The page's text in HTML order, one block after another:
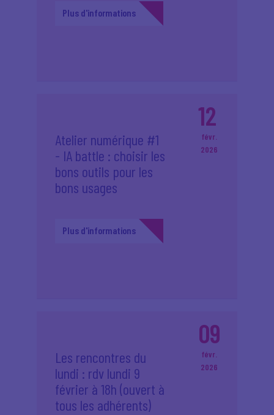
Plus d'informations
12
févr.
2026
Atelier numérique #1
- IA battle : choisir les
bons outils pour les
bons usages
Plus d'informations
09
févr.
2026
Les rencontres du
lundi : rdv lundi 9
février à 18h (ouvert à
tous les adhérents)